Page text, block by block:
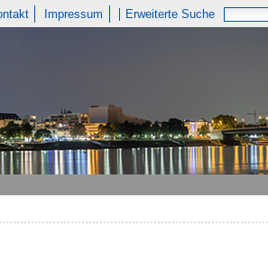
Impressum Erweiterte Suche